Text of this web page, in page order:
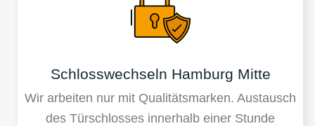
Schlosswechseln Hamburg Mitte
Wir arbeiten nur mit Qualitätsmarken. Austausch
des Türschlosses innerhalb einer Stunde